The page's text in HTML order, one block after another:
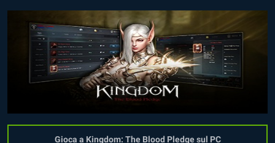
Gioca a Kingdom: The Blood Pledge sul PC